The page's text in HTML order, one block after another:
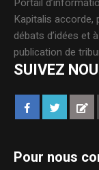
Kapitalis accorde,
débats d’idées et
publication de
SUIVEZ
Pour nous